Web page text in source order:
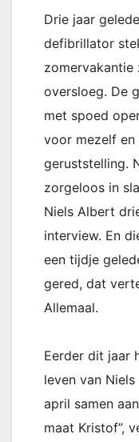
Drie jaar
defibrillator
zomervakantie
oversloeg. De
met spoed
voor mezelf en
geruststelling.
zorgeloos in
Niels Albert
interview. En
een tijdje
gered, dat
Allemaal.
Eerder dit jaar
leven van
april samen
maat Kristof”,